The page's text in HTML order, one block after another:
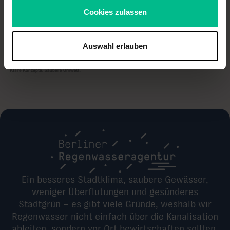
Cookies zulassen
Auswahl erlauben
Ein besseres Stadtklima, saubere Gewässer,
weniger Überflutungen und gesünderes
Stadtgrün – es gibt viele Gründe, weshalb wir
Regenwasser nicht einfach über die Kanalisation